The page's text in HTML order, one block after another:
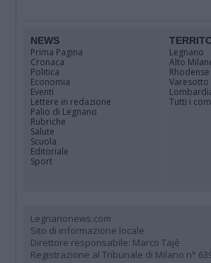
NEWS
Prima Pagina
Cronaca
Politica
Economia
Eventi
Lettere in redazione
Palio di Legnano
Rubriche
Salute
Scuola
Editoriale
Sport
Legnano
Alto
Rhodense
Varesotto
Tutti i
Legnanonews.com
Sito di informazione locale
Direttore responsabile: Marco Tajè
Registrazione al Tribunale di Milano n°